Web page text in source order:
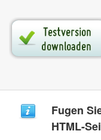
Fugen
HTML-